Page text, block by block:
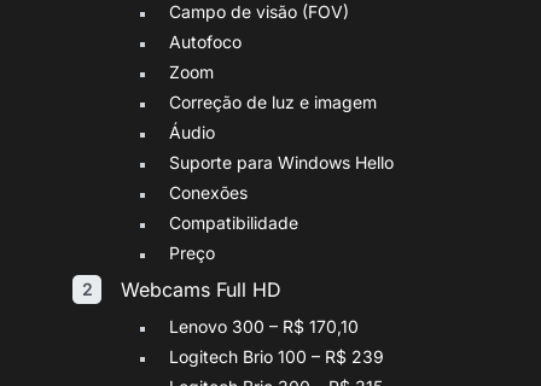
Campo de visão (FOV)
Autofoco
Zoom
Correção de luz e imagem
Áudio
Suporte para Windows Hello
Conexões
Compatibilidade
Preço
Webcams Full HD
Lenovo 300 – R$ 170,10
Logitech Brio 100 – R$ 239